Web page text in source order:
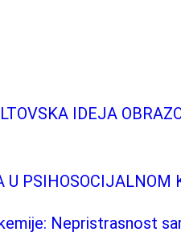
IDEJA
PSIHOSOCIJALNOM
Nepristrasnost